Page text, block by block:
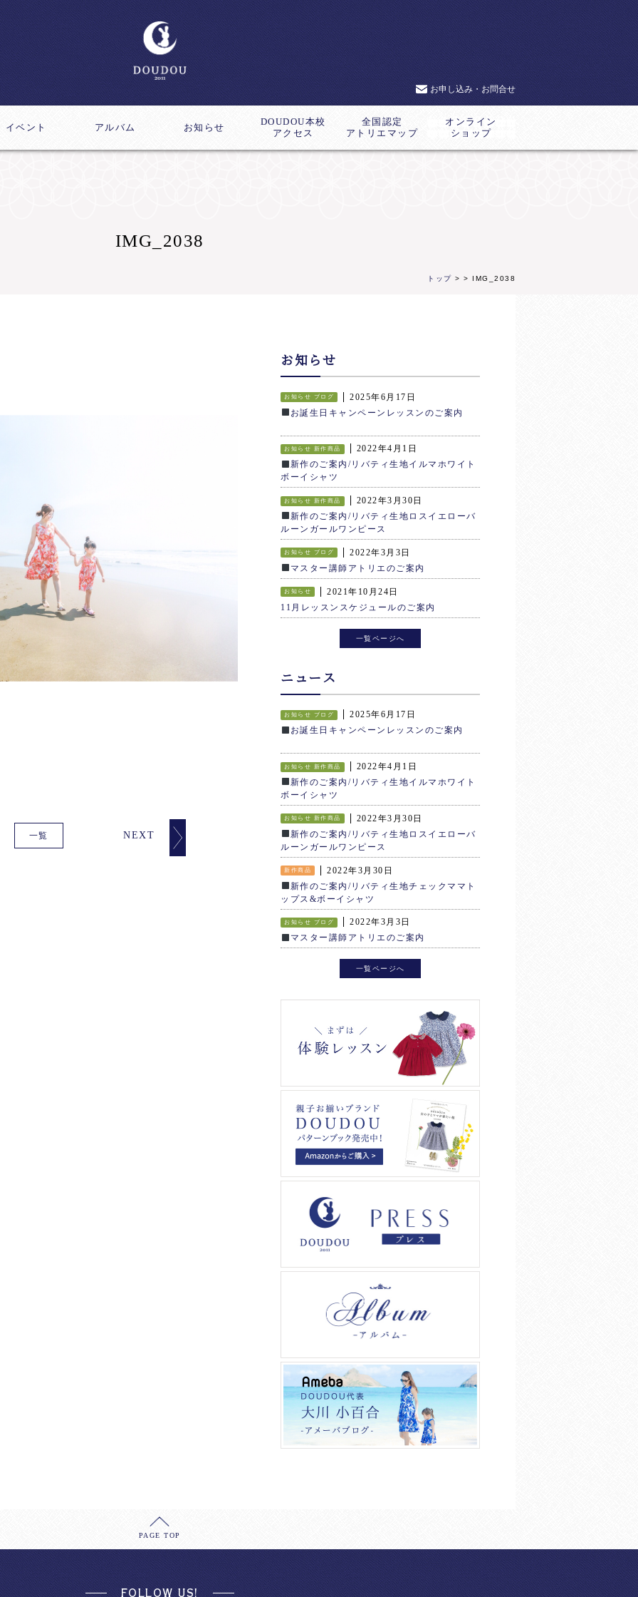
お申し込み・お問合せ
イベント アルバム お知らせ
DOUDOU本校
アクセス
全国認定
アトリエマップ
オンライン
ショップ
IMG_2038
トップ > > IMG_2038
一覧 NEXT
お知らせ
お知らせ ブログ
2025年6月17日
お誕生日キャンペーンレッスンのご案内
お知らせ 新作商品
2022年4月1日
新作のご案内/リバティ生地イルマホワイト
ボーイシャツ
お知らせ 新作商品
2022年3月30日
新作のご案内/リバティ生地ロスイエローバ
ルーンガールワンピース
お知らせ ブログ
2022年3月3日
マスター講師アトリエのご案内
お知らせ
2021年10月24日
11月レッスンスケジュールのご案内
一覧ページへ
ニュース
お知らせ ブログ
2025年6月17日
お誕生日キャンペーンレッスンのご案内
お知らせ 新作商品
2022年4月1日
新作のご案内/リバティ生地イルマホワイト
ボーイシャツ
お知らせ 新作商品
2022年3月30日
新作のご案内/リバティ生地ロスイエローバ
ルーンガールワンピース
新作商品
2022年3月30日
新作のご案内/リバティ生地チェックママト
ップス&ボーイシャツ
お知らせ ブログ
2022年3月3日
マスター講師アトリエのご案内
一覧ページへ
PAGE TOP
FOLLOW US!